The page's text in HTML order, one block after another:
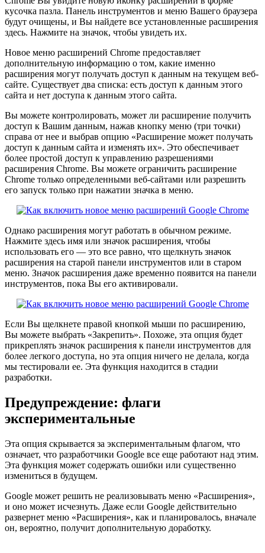
кусочка пазла. Панель инструментов и меню Вашего браузера
будут очищены, и Вы найдете все установленные расширения
здесь. Нажмите на значок, чтобы увидеть их.
Новое меню расширений Chrome предоставляет
дополнительную информацию о том, какие именно
расширения могут получать доступ к данным на текущем веб-
сайте. Существует два списка: есть доступ к данным этого
сайта и нет доступа к данным этого сайта.
Вы можете контролировать, может ли расширение получить
доступ к Вашим данным, нажав кнопку меню (три точки)
справа от нее и выбрав опцию «Расширение может получать
доступ к данным сайта и изменять их». Это обеспечивает
более простой доступ к управлению разрешениями
расширения Chrome. Вы можете ограничить расширение
Chrome только определенными веб-сайтами или разрешить
его запуск только при нажатии значка в меню.
Однако расширения могут работать в обычном режиме.
Нажмите здесь имя или значок расширения, чтобы
использовать его — это все равно, что щелкнуть значок
расширения на старой панели инструментов или в старом
меню. Значок расширения даже временно появится на панели
инструментов, пока Вы его активировали.
Если Вы щелкнете правой кнопкой мыши по расширению,
Вы можете выбрать «Закрепить». Похоже, эта опция будет
прикреплять значок расширения к панели инструментов для
более легкого доступа, но эта опция ничего не делала, когда
мы тестировали ее. Эта функция находится в стадии
разработки.
Предупреждение: флаги
экспериментальные
Эта опция скрывается за экспериментальным флагом, что
означает, что разработчики Google все еще работают над этим.
Эта функция может содержать ошибки или существенно
измениться в будущем.
Google может решить не реализовывать меню «Расширения»,
и оно может исчезнуть. Даже если Google действительно
развернет меню «Расширения», как и планировалось, вначале
он, вероятно, получит дополнительную доработку.